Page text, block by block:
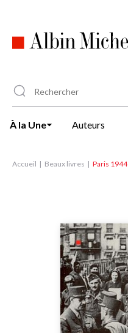
principal
À la Une Auteurs
Accueil Beaux livres Paris 1944